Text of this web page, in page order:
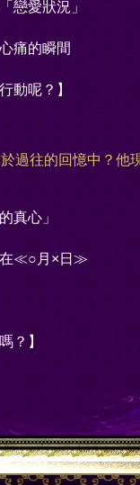
戀愛狀況」
痛的瞬間
動呢？】
過往的回憶中？他
真心」
在≪○月×日≫
？】